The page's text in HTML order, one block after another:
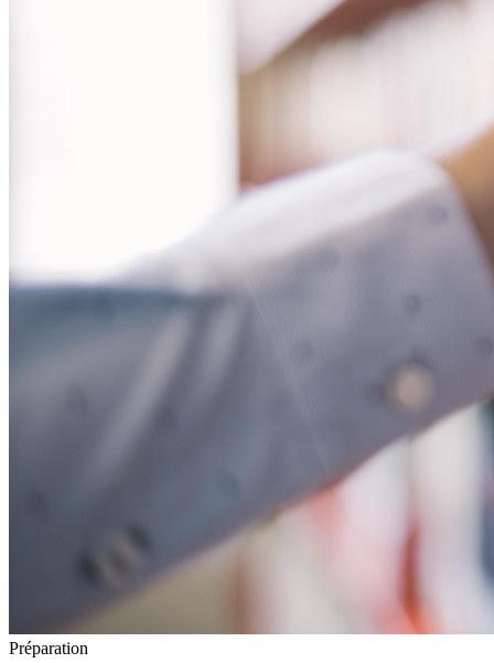
Préparation